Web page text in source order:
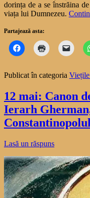
dorința de a se înstrăina
viața lui Dumnezeu.
Partajează asta:
Publicat în categoria
12 mai: Canon
Ierarh
Lasă un răspuns